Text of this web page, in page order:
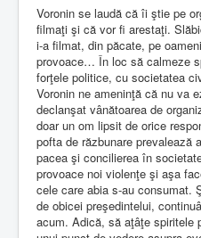
Voronin se laudă că îi ştie pe
filmaţi şi că vor fi arestaţi.
i-a filmat, din păcate, pe
provoace… În loc să calmeze
forţele politice, cu societatea
Voronin ne ameninţă că nu va
declanşat vânătoarea de
doar un om lipsit de orice
pofta de răzbunare prevalează
pacea şi concilierea în
provoace noi violenţe şi aşa
cele care abia s-au consumat.
de obicei preşedintelui,
acum. Adică, să aţâţe spiritele